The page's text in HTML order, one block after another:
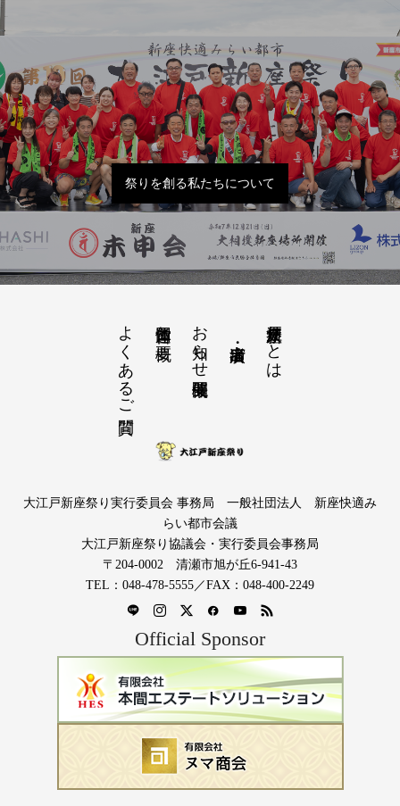
祭りを創る私たちについて
大江戸新座祭りとは
お知らせ開催概要
運営団体と概要
よくあるご質問
大江戸新座祭り実行委員会 事務局 一般社団法人 新座快適み
らい都市会議
大江戸新座祭り協議会・実行委員会事務局
〒204-0002 清瀬市旭が丘6-941-43
TEL：048-478-5555／FAX：048-400-2249
Official Sponsor